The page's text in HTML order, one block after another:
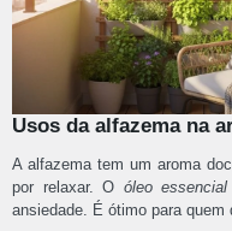
Usos da alfazema na
A alfazema tem um aroma
por relaxar. O óleo
ansiedade. É ótimo para quem